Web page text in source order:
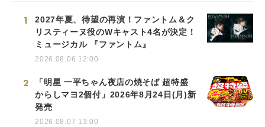
1
2027年夏、待望の再演！ファントム＆ク
リスティーヌ役のWキャスト4名が決定！
ミュージカル 『ファントム』
2026.08.06 12:00
2
「明星 一平ちゃん夜店の焼そば 超特盛
からしマヨ2個付」2026年8月24日(月)新
発売
2026.08.07 13:00